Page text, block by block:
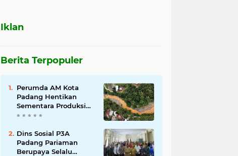
Iklan
Berita Terpopuler
Perumda AM Kota
Padang Hentikan
Sementara Produksi
Akibat Air Keruh
Dins Sosial P3A
Padang Pariaman
Berupaya Selalu